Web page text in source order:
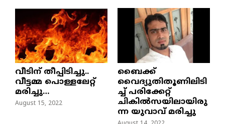
വീടിന് തീപ്പിടിച്ചു..
വീട്ടമ്മ പൊള്ളലേറ്റ്
മരിച്ചു…
August 15, 2022
ബൈക്ക്
വൈദ്യുതിതൂണിലിടി
ച്ച്‌ പരിക്കേറ്റ്
ചികില്‍സയിലായിരു
ന്ന യുവാവ് മരിച്ചു